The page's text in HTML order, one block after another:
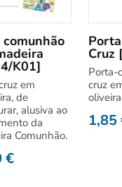
comunhão
K01]
em
de
alusiva ao
da
Comunhão.
€
Cruz
Porta-
cruz
1,85